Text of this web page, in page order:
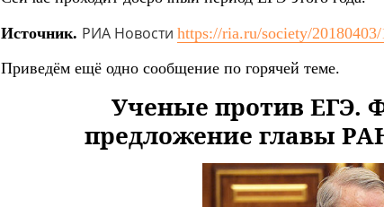
Источник. РИА Новостиhttps://ria.ru/society/
Приведём ещё одно сообщение по горячей теме.
Ученые против ЕГЭ.
предложение главы